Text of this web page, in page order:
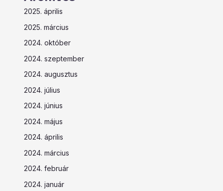
2025. április
2025. március
2024. október
2024. szeptember
2024. augusztus
2024. július
2024. június
2024. május
2024. április
2024. március
2024. február
2024. január